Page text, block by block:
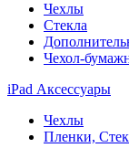
Чехлы
Стекла
Чехол-
iPad Аксессуары
Чехлы
Пленки,